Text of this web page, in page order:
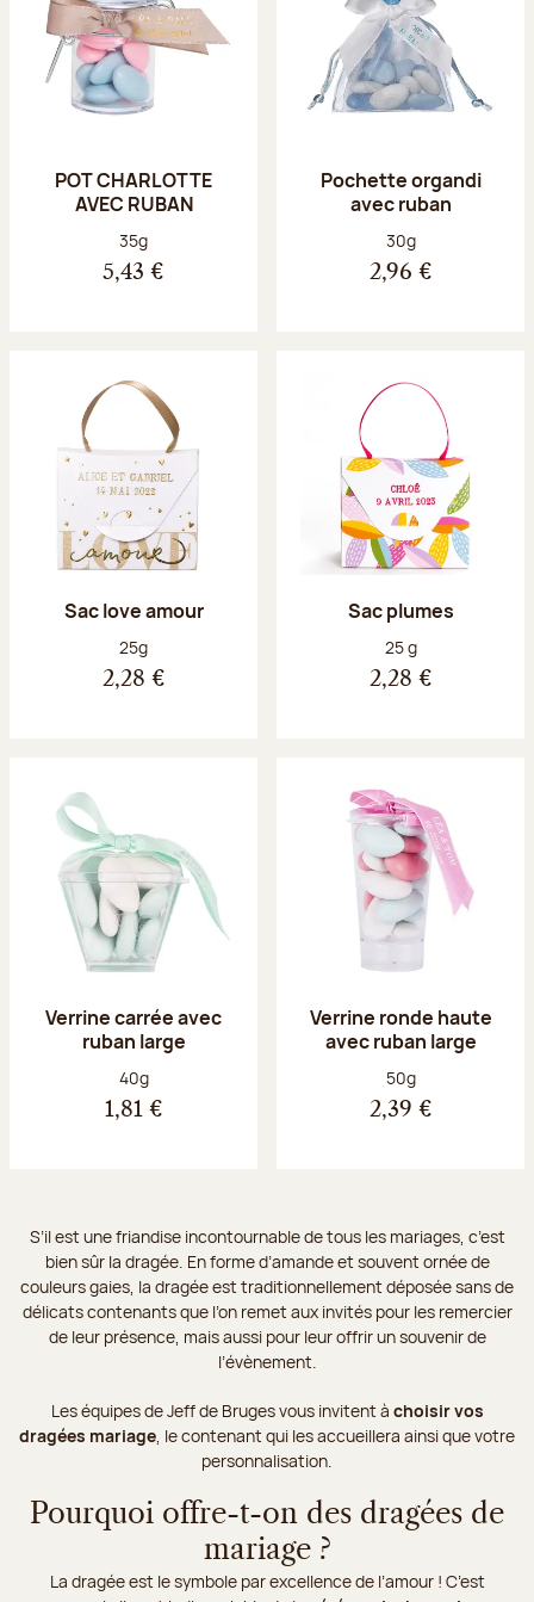
POT CHARLOTTE
AVEC RUBAN
Poids net :
35g
5,43 €
Pochette organdi
avec ruban
Poids net :
30g
2,96 €
Sac love amour
Poids net :
25g
2,28 €
Sac plumes
Poids net :
25 g
2,28 €
Verrine carrée avec
ruban large
Poids net :
40g
1,81 €
Verrine ronde haute
avec ruban large
Poids net :
50g
2,39 €
S’il est une friandise incontournable de tous les mariages, c’est
bien sûr la dragée. En forme d’amande et souvent ornée de
couleurs gaies, la dragée est traditionnellement déposée sans de
délicats contenants que l’on remet aux invités pour les remercier
de leur présence, mais aussi pour leur offrir un souvenir de
l’évènement.
Les équipes de Jeff de Bruges vous invitent à choisir vos
dragées mariage, le contenant qui les accueillera ainsi que votre
personnalisation.
Pourquoi offre-t-on des dragées de
mariage ?
La dragée est le symbole par excellence de l’amour ! C’est